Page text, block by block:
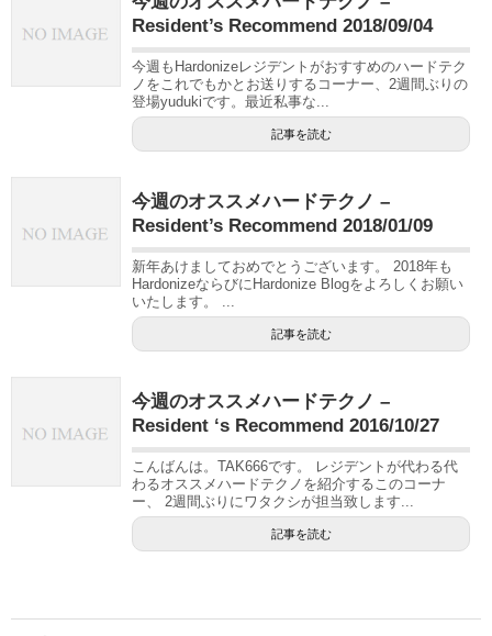
Resident’s Recommend 2018/09/04
今週もHardonizeレジデントがおすすめのハードテク
ノをこれでもかとお送りするコーナー、2週間ぶりの
登場yudukiです。最近私事な...
記事を読む
今週のオススメハードテクノ –
Resident’s Recommend 2018/01/09
新年あけましておめでとうございます。 2018年も
HardonizeならびにHardonize Blogをよろしくお願い
いたします。 ...
記事を読む
今週のオススメハードテクノ –
Resident ‘s Recommend 2016/10/27
こんばんは。TAK666です。 レジデントが代わる代
わるオススメハードテクノを紹介するこのコーナ
ー、 2週間ぶりにワタクシが担当致します...
記事を読む